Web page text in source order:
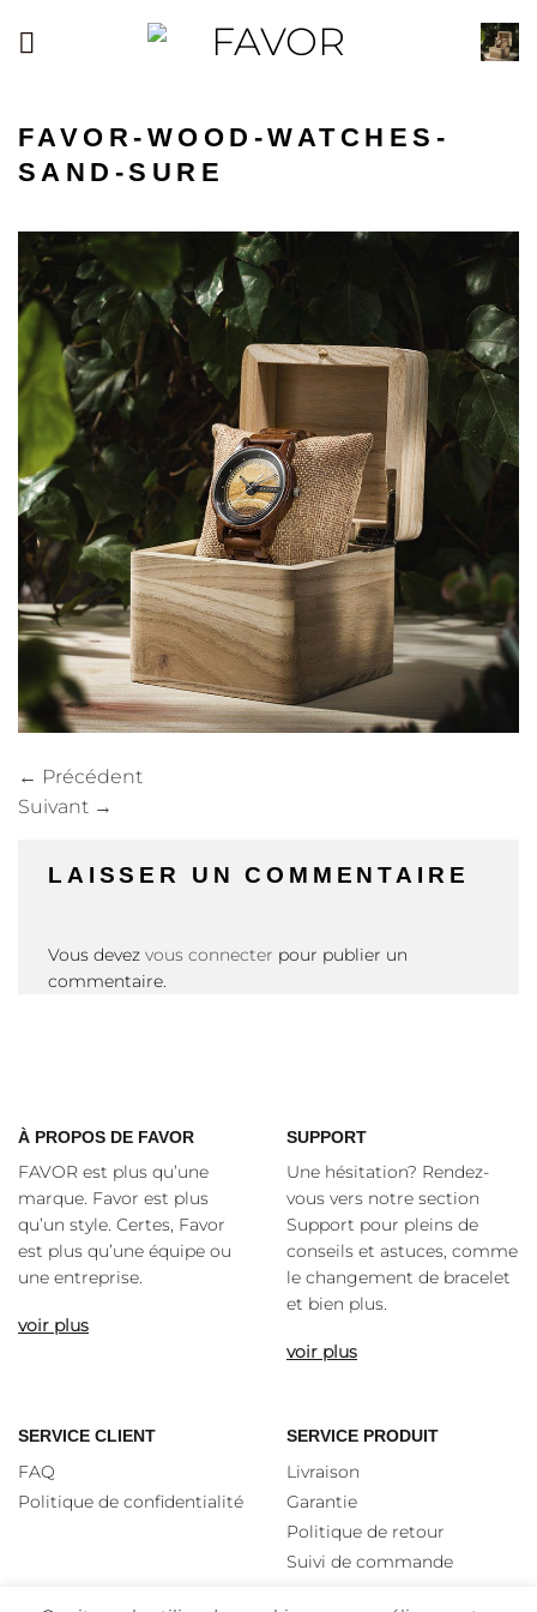
FAVOR-WOOD-WATCHES-
SAND-SURE
← Précédent
Suivant →
LAISSER UN COMMENTAIRE
Vous devez vous connecter pour publier un
commentaire.
À PROPOS DE FAVOR
FAVOR est plus qu’une
marque. Favor est plus
qu’un style. Certes, Favor
est plus qu’une équipe ou
une entreprise.
voir plus
SUPPORT
Une hésitation? Rendez-
vous vers notre section
Support pour pleins de
conseils et astuces, comme
le changement de bracelet
et bien plus.
voir plus
SERVICE CLIENT
FAQ
Politique de confidentialité
SERVICE PRODUIT
Livraison
Garantie
Politique de retour
Suivi de commande